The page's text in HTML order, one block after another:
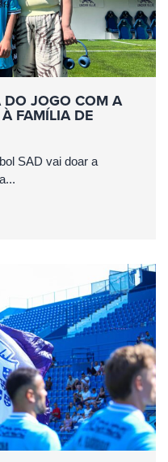
DO JOGO COM A
FAMÍLIA DE
SAD vai doar a